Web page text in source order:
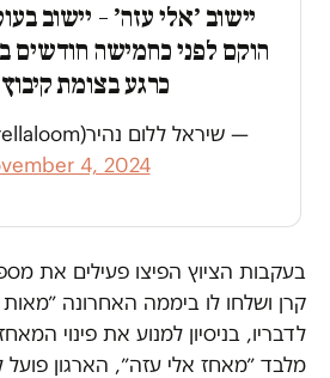
יישוב ׳אלי עזה׳ – יישוב
הוקם לפני כחמישה חודשים
כרגע בצומת
— שיראל ללום נהיר🇮🇱🧡 (@shirellaloom)
4, 2024
בעקבות הציוץ הפיצו פעילים את
קרן ושלחו לו ביממה האחרונה
לדבריו, בניסיון למנוע את פינוי
מלבד ״מאחז אלי עזה״, הארגון